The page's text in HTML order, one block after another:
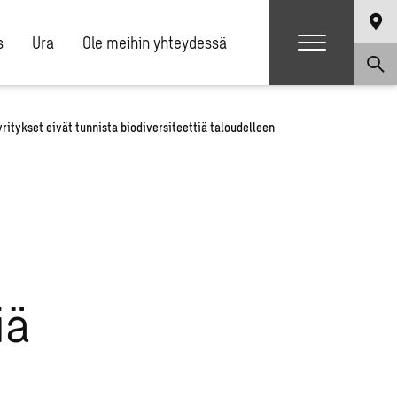
Ura Ole meihin yhteydessä
eivät tunnista biodiversiteettiä taloudelleen